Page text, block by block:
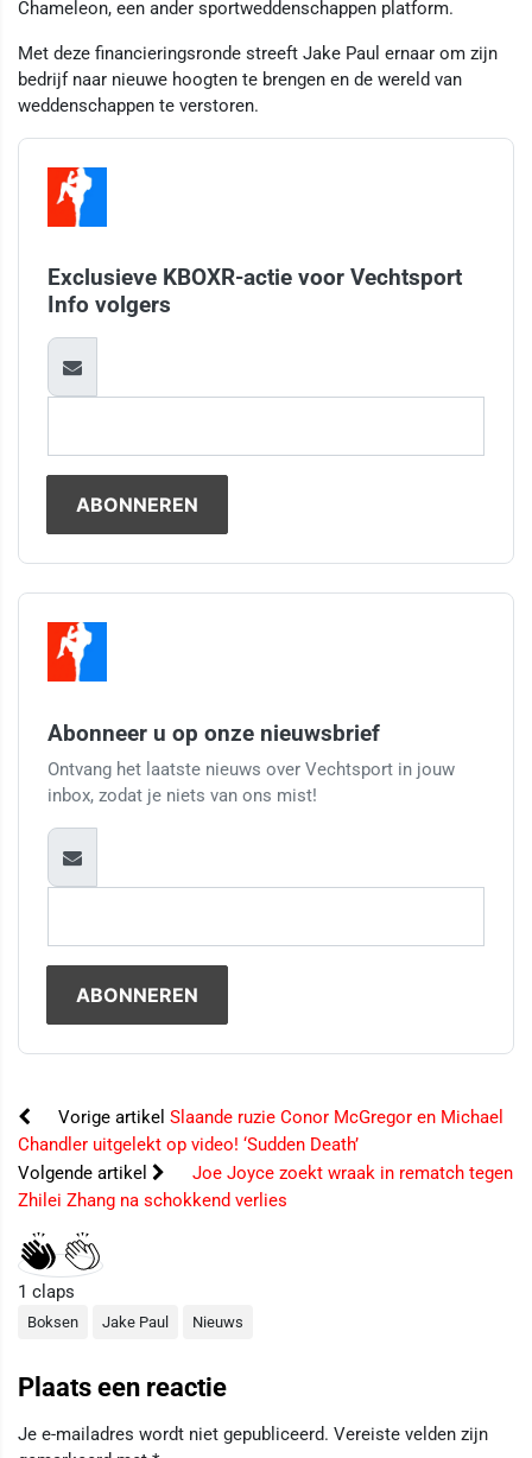
Chameleon, een ander sportweddenschappen platform.
Met deze financieringsronde streeft Jake Paul ernaar om zijn
bedrijf naar nieuwe hoogten te brengen en de wereld van
weddenschappen te verstoren.
Exclusieve KBOXR-actie voor Vechtsport
Info volgers
Abonneer u op onze nieuwsbrief
Ontvang het laatste nieuws over Vechtsport in jouw
inbox, zodat je niets van ons mist!
Vorige artikel Slaande ruzie Conor McGregor en Michael
Chandler uitgelekt op video! ‘Sudden Death’
Volgende artikel
Joe Joyce zoekt wraak in rematch tegen
Zhilei Zhang na schokkend verlies
1 claps
Boksen Jake Paul Nieuws
Plaats een reactie
Je e-mailadres wordt niet gepubliceerd. Vereiste velden zijn